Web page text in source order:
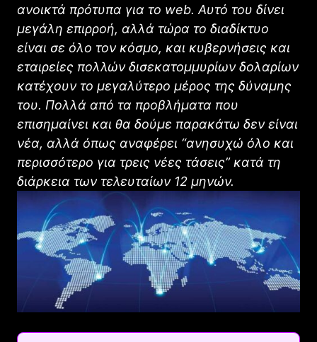
ανοικτά πρότυπα για το web. Αυτό του δίνει
μεγάλη επιρροή, αλλά τώρα το διαδίκτυο
είναι σε όλο τον κόσμο, και κυβερνήσεις και
εταιρείες πολλών δισεκατομμυρίων δολαρίων
κατέχουν το μεγαλύτερο μέρος της δύναμης
του. Πολλά από τα προβλήματα που
επισημαίνει και θα δούμε παρακάτω δεν είναι
νέα, αλλά όπως αναφέρει “ανησυχώ όλο και
περισσότερο για τρεις νέες τάσεις” κατά τη
διάρκεια των τελευταίων 12 μηνών.